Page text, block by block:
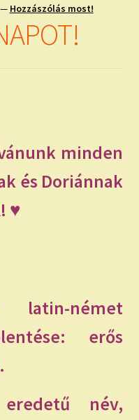
— Hozzászólás most!
minden
és Doriánnak
♥
latin-német
erős
név,